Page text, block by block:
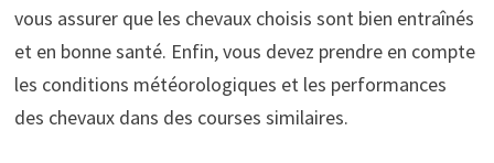
vous assurer que les chevaux choisis sont bien entraînés
et en bonne santé. Enfin, vous devez prendre en compte
les conditions météorologiques et les performances
des chevaux dans des courses similaires.